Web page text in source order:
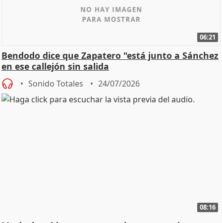
06:21
Bendodo dice que Zapatero "está junto a Sánchez
en ese callejón sin salida
Sonido Totales 24/07/2026
08:16